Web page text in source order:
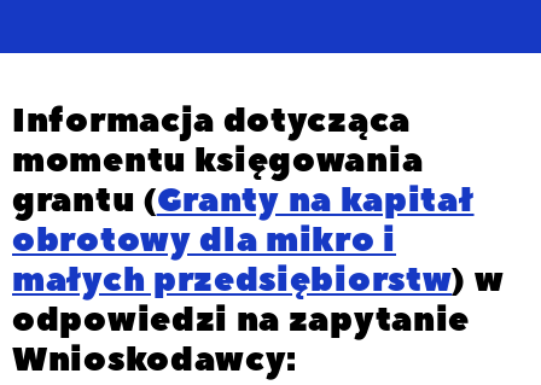
Informacja dotycząca
momentu księgowania
grantu (Granty na kapitał
obrotowy dla mikro i
małych przedsiębiorstw) w
odpowiedzi na zapytanie
Wnioskodawcy: